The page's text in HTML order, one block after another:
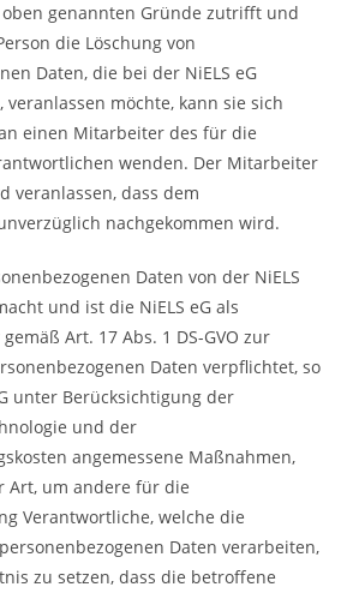
genannten Gründe zutrifft und
die Löschung von
Daten, die bei der NiELS eG
veranlassen möchte, kann sie sich
einen Mitarbeiter des für die
wenden. Der Mitarbeiter
veranlassen, dass dem
nachgekommen wird.
Daten von der NiELS
und ist die NiELS eG als
Art. 17 Abs. 1 DS-GVO zur
Daten verpflichtet, so
unter Berücksichtigung der
und der
angemessene Maßnahmen,
Art, um andere für die
Verantwortliche, welche die
Daten verarbeiten,
zu setzen, dass die betroffene